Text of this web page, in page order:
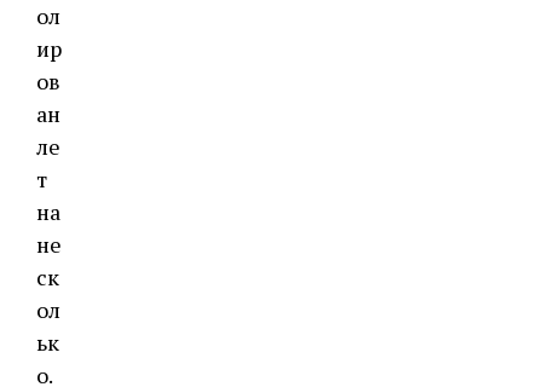
ол
ир
ов
ан
ле
т
на
не
ск
ол
ьк
о.